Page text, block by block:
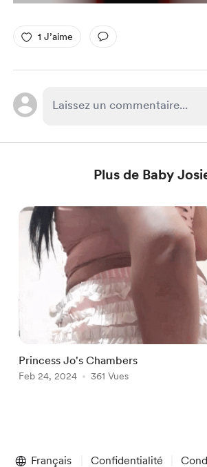
1 J’aime
Plus de Baby
Princess Jo's Chambers
Feb 24, 2024 361 Vues
Français Confidentialité